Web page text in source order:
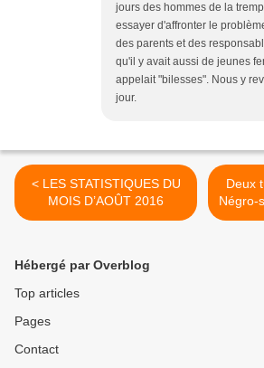
jours des hommes de la
essayer d'affronter le
des parents et des
qu'il y avait aussi de jeunes
appelait "bilesses". Nous y
jour.
< LES STATISTIQUES DU
MOIS D’AOÛT 2016
Deux
Négro-
Hébergé par Overblog
Top articles
Pages
Contact